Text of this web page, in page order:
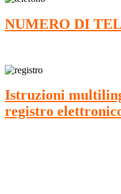
NUMERO DI
Istruzioni
registro